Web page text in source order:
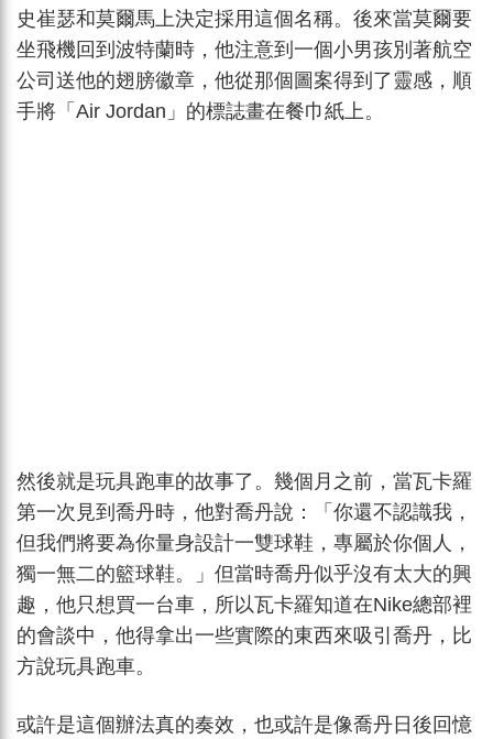
史崔瑟和莫爾馬上決定採用這個名稱。後來當莫爾要
坐飛機回到波特蘭時，他注意到一個小男孩別著航空
公司送他的翅膀徽章，他從那個圖案得到了靈感，順
手將「Air Jordan」的標誌畫在餐巾紙上。
然後就是玩具跑車的故事了。幾個月之前，當瓦卡羅
第一次見到喬丹時，他對喬丹說：「你還不認識我，
但我們將要為你量身設計一雙球鞋，專屬於你個人，
獨一無二的籃球鞋。」但當時喬丹似乎沒有太大的興
趣，他只想買一台車，所以瓦卡羅知道在Nike總部裡
的會談中，他得拿出一些實際的東西來吸引喬丹，比
方說玩具跑車。
或許是這個辦法真的奏效，也或許是像喬丹日後回憶